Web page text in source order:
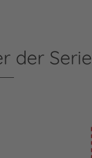
der Serie